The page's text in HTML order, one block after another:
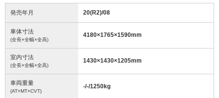
発売年月 20(R2)/08
車体寸法
(全長×全幅×全高)
4180×1765×1590mm
室内寸法
(全長×全幅×全高)
1430×1430×1205mm
車両重量
(AT×MT×CVT)
-/-/1250kg